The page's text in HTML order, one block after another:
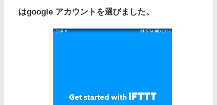
はgoogle アカウントを選びました。